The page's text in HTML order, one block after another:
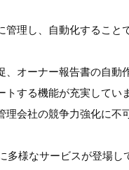
理し、自動化すること
オーナー報告書の自動
する機能が充実してい
会社の競争力強化に不
多様なサービスが登場